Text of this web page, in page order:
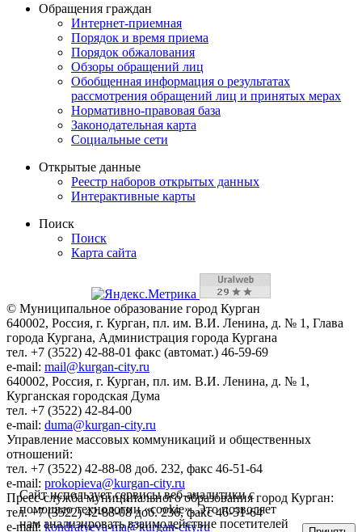
Обращения граждан
Интернет-приемная
Порядок и время приема
Порядок обжалования
Обзоры обращений лиц
Обобщенная информация о результатах
рассмотрения обращений лиц и принятых мерах
Нормативно-правовая база
Законодательная карта
Социальные сети
Открытые данные
Реестр наборов открытых данных
Интерактивные карты
Поиск
Поиск
Карта сайта
© Муниципальное образование город Курган
640002, Россия, г. Курган, пл. им. В.И. Ленина, д. № 1, Глава
города Кургана, Администрация города Кургана
тел. +7 (3522) 42-88-01 факс (автомат.) 46-59-69
e-mail: mail@kurgan-city.ru
640002, Россия, г. Курган, пл. им. В.И. Ленина, д. № 1,
Курганская городская Дума
тел. +7 (3522) 42-84-00
e-mail: duma@kurgan-city.ru
Управление массовых коммуникаций и общественных
отношений:
тел. +7 (3522) 42-88-08 доб. 232, факс 46-51-64
e-mail: prokopieva@kurgan-city.ru
Пресс-служба муниципального образования город Курган:
тел. +7 (3522) 42-88-08 доб. 236, факс 46-51-64
e-mail:kondratyeva-ma@kurgan-city.ru
Сайт использует сервисы веб-аналитики с
помощью технологии «cookie». Это позволяет
нам анализировать взаимодействие посетителей